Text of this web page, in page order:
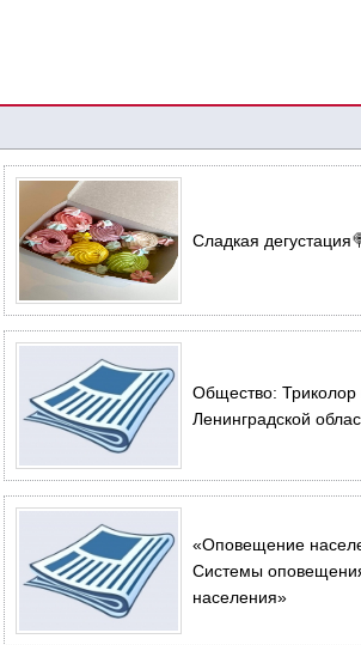
Сладкая
Общество: Триколор
Ленинградской
«Оповещение
Системы
населения»